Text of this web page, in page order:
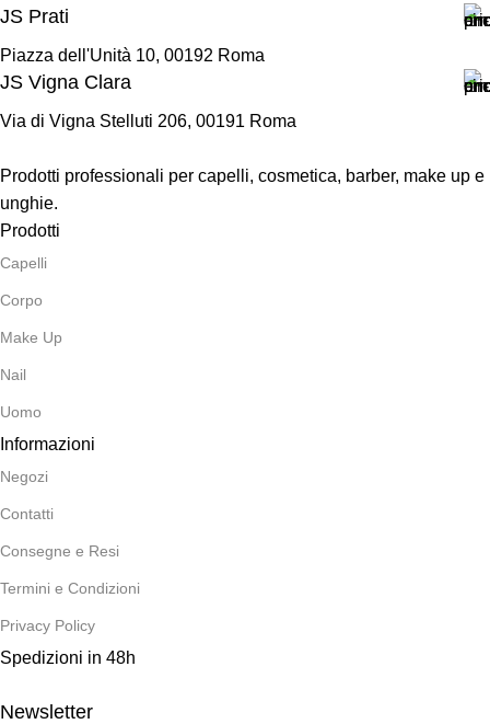
JS Prati
Piazza dell'Unità 10, 00192 Roma
JS Vigna Clara
Via di Vigna Stelluti 206, 00191 Roma
Prodotti professionali per capelli, cosmetica, barber, make up e
unghie.
Prodotti
Capelli
Corpo
Make Up
Nail
Uomo
Informazioni
Negozi
Contatti
Consegne e Resi
Termini e Condizioni
Privacy Policy
Spedizioni in 48h
Newsletter